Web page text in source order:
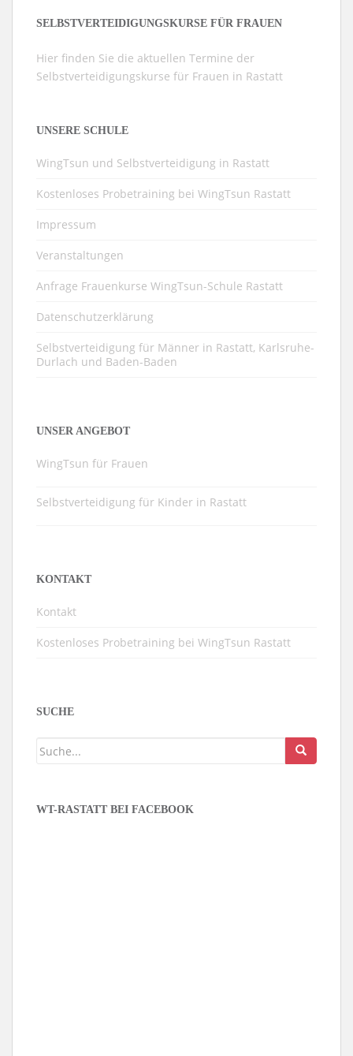
SELBSTVERTEIDIGUNGSKURSE FÜR FRAUEN
Hier finden Sie die aktuellen Termine der
Selbstverteidigungskurse für Frauen in Rastatt
UNSERE SCHULE
WingTsun und Selbstverteidigung in Rastatt
Kostenloses Probetraining bei WingTsun Rastatt
Impressum
Veranstaltungen
Anfrage Frauenkurse WingTsun-Schule Rastatt
Datenschutzerklärung
Selbstverteidigung für Männer in Rastatt, Karlsruhe-
Durlach und Baden-Baden
UNSER ANGEBOT
WingTsun für Frauen
Selbstverteidigung für Kinder in Rastatt
KONTAKT
Kontakt
Kostenloses Probetraining bei WingTsun Rastatt
SUCHE
WT-RASTATT BEI FACEBOOK